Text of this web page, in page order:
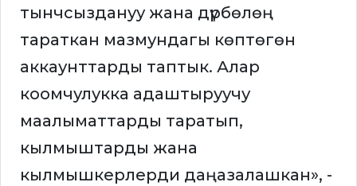
тынчсыздануу жана дүрбөлөң
тараткан мазмундагы көптөгөн
аккаунттарды таптык. Алар
коомчулукка адаштыруучу
маалыматтарды таратып,
кылмыштарды жана
кылмышкерлерди даңазалашкан», -